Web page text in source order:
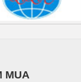
MUA